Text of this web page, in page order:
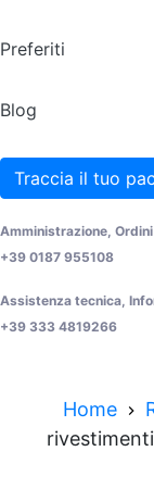
Preferiti
Blog
Traccia il tuo
Amministrazione,
+39 0187 955108
Assistenza tecnica,
+39 333 4819266
Home